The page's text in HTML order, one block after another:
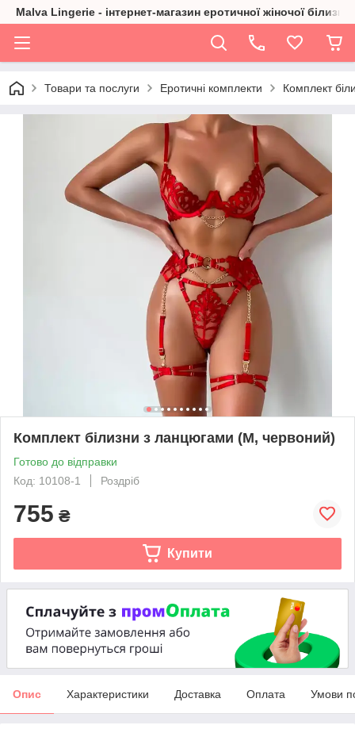
Malva Lingerie - інтернет-магазин еротичної жіночої білизни
Товари та послуги Еротичні комплекти Комплект
Комплект білизни з ланцюгами (M, червоний)
Готово до відправки
Код: 10108-1
Роздріб
755 ₴
Купити
Опис Характеристики Доставка Оплата Умови